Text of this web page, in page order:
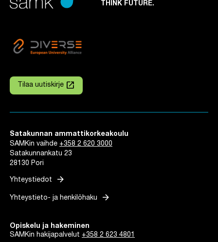
THINK FUTURE.
Tilaa uutiskirje
Linkki avautuu uuteen välilehteen
launch
Satakunnan ammattikorkeakoulu
SAMKin vaihde +358 2 620 3000
Satakunnankatu 23
28130 Pori
Yhteystiedot arrow_forward
Yhteystieto- ja henkilöhaku arrow_forward
Opiskelu ja hakeminen
SAMKin hakijapalvelut +358 2 623 4801